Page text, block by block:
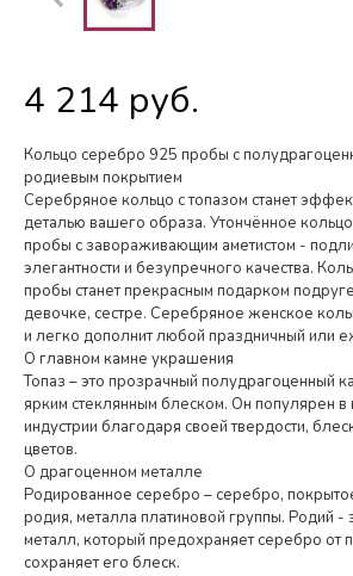
4 214 руб.
Кольцо серебро 925 пробы с
родиевым покрытием
Серебряное кольцо с топазом станет
деталью вашего образа. Утончённое
пробы с завораживающим аметистом -
элегантности и безупречного качества.
пробы станет прекрасным подарком
девочке, сестре. Серебряное женское
и легко дополнит любой праздничный или
О главном камне украшения
Топаз – это прозрачный полудрагоценный
ярким стеклянным блеском. Он популярен
индустрии благодаря своей твердости,
цветов.
О драгоценном металле
Родированное серебро – серебро,
родия, металла платиновой группы. Родий -
металл, который предохраняет серебро от
сохраняет его блеск.